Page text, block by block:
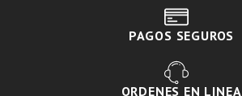
PAGOS SEGUROS
ORDENES EN LINEA